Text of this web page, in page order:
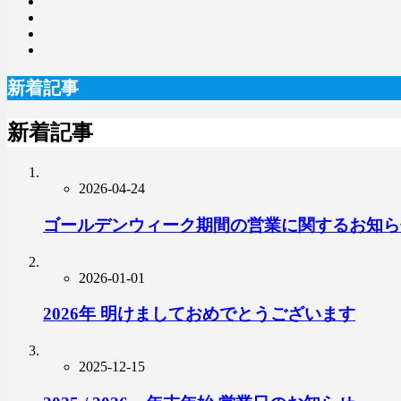
新着記事
新着記事
2026-04-24
ゴールデンウィーク期間の営業に関するお知
2026-01-01
2026年 明けましておめでとうございます
2025-12-15